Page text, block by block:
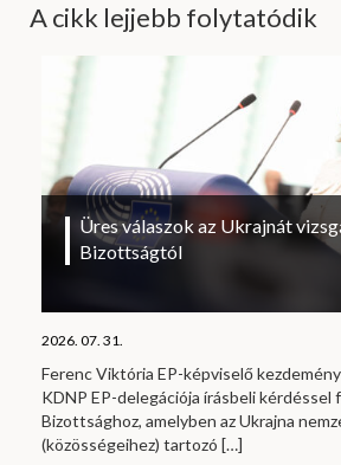
A cikk lejjebb folytatódik
Üres válaszok az Ukrajnát
Bizottságtól
2026. 07. 31.
Ferenc Viktória EP-képviselő
KDNP EP-delegációja írásbeli kérdéssel
Bizottsághoz, amelyben az Ukrajna
(közösségeihez) tartozó […]